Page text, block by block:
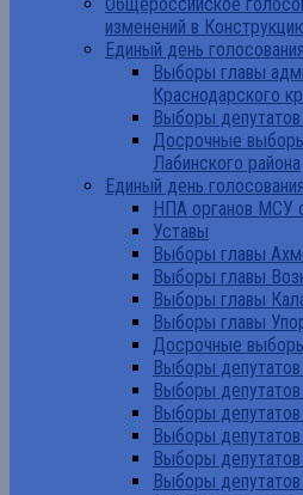
изменений в
Единый день
Выборы главы
Краснодарского
Выборы
Досрочные
Лабинского района
Единый день
НПА органов МСУ
Уставы
Выборы главы
Выборы главы
Выборы главы
Выборы главы
Досрочные
Выборы депутатов
Выборы
Выборы
Выборы
Выборы
Выборы